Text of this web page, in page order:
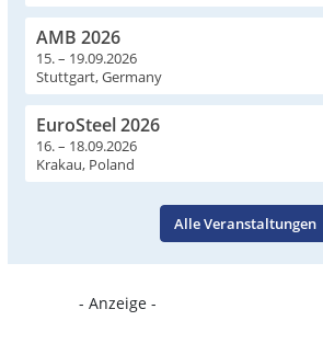
AMB 2026
15. – 19.09.2026
Stuttgart, Germany
EuroSteel 2026
16. – 18.09.2026
Krakau, Poland
Alle Veranstaltungen
- Anzeige -